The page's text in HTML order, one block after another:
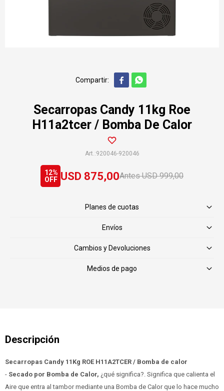
 
Secarropas Candy 11kg Roe
H11a2tcer / Bomba De Calor
920046-920046
USD 875,00 USD 999,00
12
Planes de cuotas
Envíos
Cambios y Devoluciones
Medios de pago
Secarropas Candy 11Kg ROE H11A2TCER / Bomba de calor
- Secado por Bomba de Calor, ¿qué significa?. Significa que calienta el
Aire que entra al tambor mediante una Bomba de Calor que lo hace mucho